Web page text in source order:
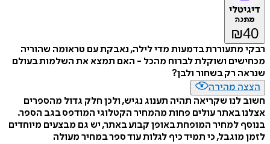
דיגיטלי
מתנה
₪40
רבקי מתעוררת בדמעות מדי לילה, נאבקת עם טראומה שהוריה
מכחישים ושוקלת לברוח מהכל - האם תמצא את השלמות בעולם
שנראה רק בשחור ולבן?
הצצה מהירה
חשוב לנו שקריאה תהיה תענוג נגיש, ולכן חלק גדול מהספרים
אצלנו באתר עולים פחות מהמחיר הקטלוגי המודפס בגב הספר.
בנוסף למחיר המופחת באופן קבוע באתר, יש גם מבצעים מיוחדים
לזמן מוגבל, כי תמיד כיף לגלות עוד ספר במחיר מעולה